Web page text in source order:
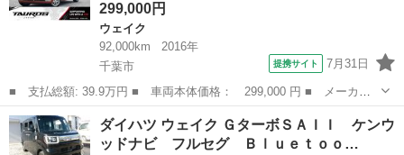
299,000円
ウェイク
92,000km
2016年
千葉市
提携サイト 7月31日
■ 支払総額: 39.9万円 ■ 車両本体価格： 299,000 円 ■ メーカー
名： ダイハツ ■ 車種名： ウェイク ■ グレード名： Ｌ ユー
ザー買取車／ワンオーナー／純正オーディオ／ＵＳＢ接続／ＡＵＸ接
続／ＥＴＣ車...
千葉 千葉市 ウェイク
ダイハツ ウェイク ＧターボＳＡＩＩ ケンウ
ッドナビ フルセグ Ｂｌｕｅｔｏｏ…